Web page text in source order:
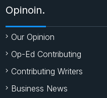
b
o
o
k
p
Opinoin.
Our Opinion
Op-Ed Contributing
Contributing Writers
Business News